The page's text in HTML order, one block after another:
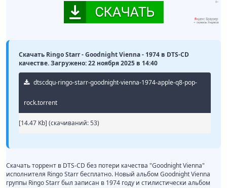
Скачать Ringo Starr - Goodnight Vienna - 1974 в DTS-CD
качестве. Загружено: 22 ноября 2025 в 14:40
dtscdqu-ringo-starr-goodnight-vienna-1974-apple-q8-pop-
rock.torrent
[14.47 Kb] (cкачиваний: 53)
Скачать торрент в DTS-CD без потери качества "Goodnight Vienna"
исполнителя Ringo Starr бесплатно. Новый альбом Goodnight Vienna
группы Ringo Starr был записан в 1974 году и стилистически альбом